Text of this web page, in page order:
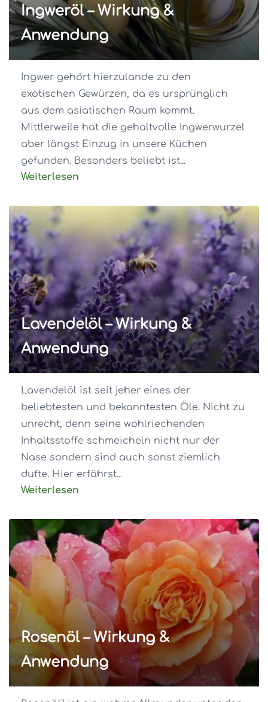
Ingweröl – Wirkung &
Anwendung
Ingwer gehört hierzulande zu den
exotischen Gewürzen, da es ursprünglich
aus dem asiatischen Raum kommt.
Mittlerweile hat die gehaltvolle Ingwerwurzel
aber längst Einzug in unsere Küchen
gefunden. Besonders beliebt ist...
Weiterlesen
Lavendelöl – Wirkung &
Anwendung
Lavendelöl ist seit jeher eines der
beliebtesten und bekanntesten Öle. Nicht zu
unrecht, denn seine wohlriechenden
Inhaltsstoffe schmeicheln nicht nur der
Nase sondern sind auch sonst ziemlich
dufte. Hier erfährst...
Weiterlesen
Rosenöl – Wirkung &
Anwendung